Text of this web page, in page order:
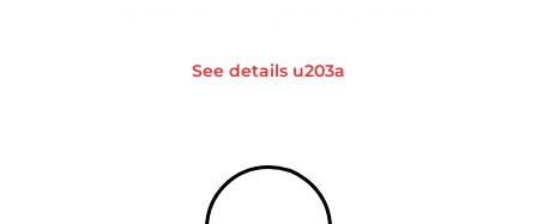
See details u203a